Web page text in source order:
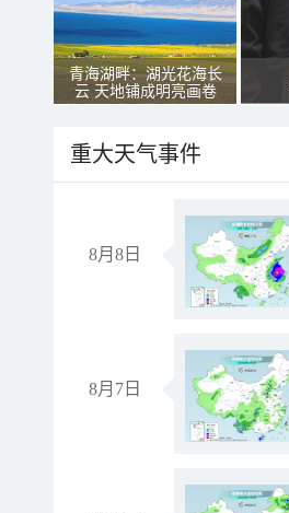
青海湖畔：湖光花海长
云 天地铺成明亮画卷
重大天气事件
8月8日
8月7日